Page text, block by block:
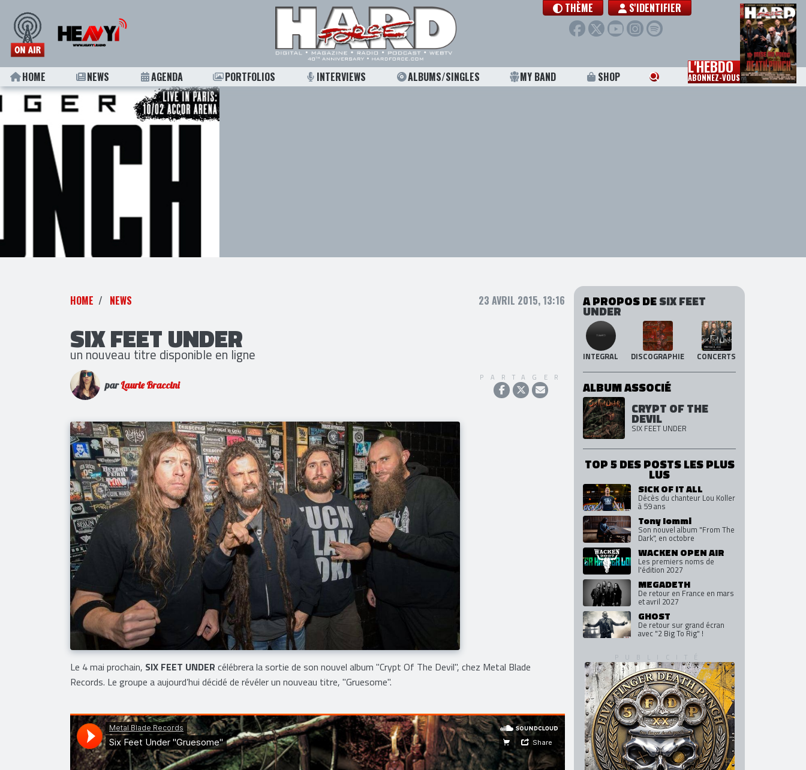
THÈME S'IDENTIFIER
HOME NEWS AGENDA PORTFOLIOS INTERVIEWS ALBUMS/SINGLES MY BAND SHOP L'HEBDO
ABONNEZ-VOUS
HOME NEWS 23 AVRIL 2015, 13:16
SIX FEET UNDER
un nouveau titre disponible en ligne
parLaurie Braccini
PARTAGER
Le 4 mai prochain, SIX FEET UNDER célébrera la sortie de son nouvel album "Crypt Of The Devil", chez Metal Blade
Records. Le groupe a aujourd’hui décidé de révéler un nouveau titre, "Gruesome".
A PROPOS DESIX FEET
UNDER
INTEGRAL DISCOGRAPHIE CONCERTS
ALBUM ASSOCIÉ
CRYPT OF THE
DEVIL
SIX FEET UNDER
TOP 5 DES POSTS LES PLUS
LUS
SICK OF IT ALL
Décès du chanteur Lou Koller
à 59 ans
Tony Iommi
Son nouvel album "From The
Dark", en octobre
WACKEN OPEN AIR
Les premiers noms de
l'édition 2027
MEGADETH
De retour en France en mars
et avril 2027
GHOST
De retour sur grand écran
avec "2 Big To Rig" !